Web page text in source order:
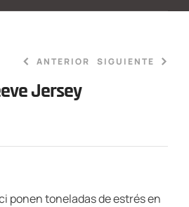
ANTERIOR SIGUIENTE
Jersey
ponen toneladas de estrés en